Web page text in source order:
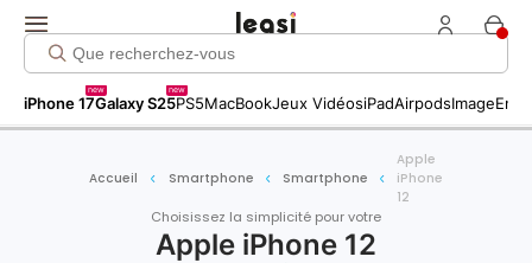
iPhone 17
new
Galaxy S25
new
PS5MacBookJeux VidéosiPadAirpodsImage
Accueil Smartphone Smartphone
Apple
iPhone
12
Choisissez la simplicité pour votre
Apple iPhone 12